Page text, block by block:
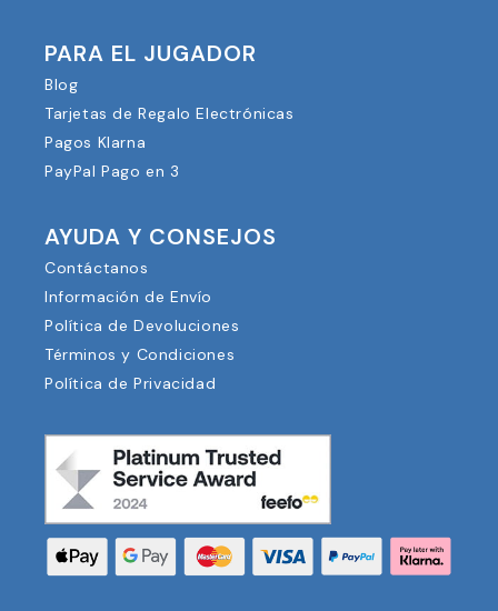
PARA EL JUGADOR
Blog
Tarjetas de Regalo Electrónicas
Pagos Klarna
PayPal Pago en 3
AYUDA Y CONSEJOS
Contáctanos
Información de Envío
Política de Devoluciones
Términos y Condiciones
Política de Privacidad